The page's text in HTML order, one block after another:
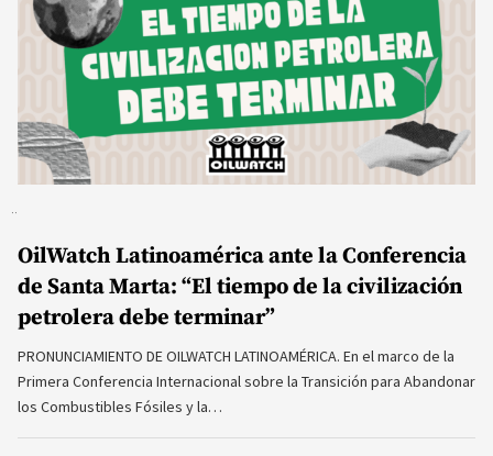
OilWatch Latinoamérica ante la Conferencia
de Santa Marta: “El tiempo de la civilización
petrolera debe terminar”
PRONUNCIAMIENTO DE OILWATCH LATINOAMÉRICA. En el marco de la
Primera Conferencia Internacional sobre la Transición para Abandonar
los Combustibles Fósiles y la…